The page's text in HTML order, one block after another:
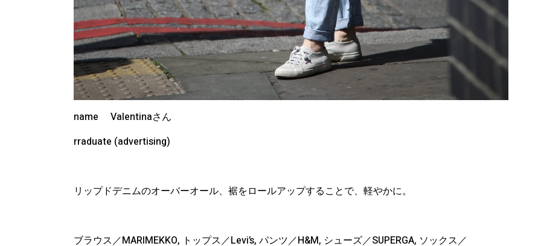
name Valentinaさん
rraduate (advertising)
リップドデニムのオーバーオール、裾をロールアップすることで、軽やかに。
ブラウス／MARIMEKKO, トップス／Levi’s, パンツ／H&M, シューズ／SUPERGA, ソックス／